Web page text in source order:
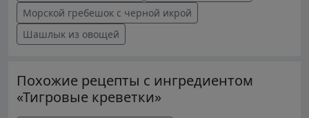
Морской гребешок с черной икрой
Шашлык из овощей
Похожие рецепты с ингредиентом
«Тигровые креветки»